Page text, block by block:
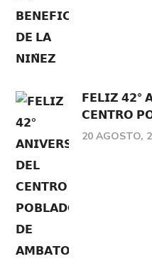
𝗙𝗘𝗟𝗜𝗭 𝟰𝟮°
𝗖𝗘𝗡𝗧𝗥𝗢
20 AGOSTO,